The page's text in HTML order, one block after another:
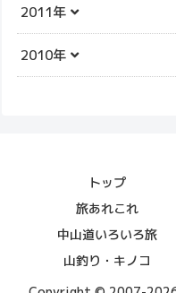
2011年
2010年
トップ
旅あれこれ
中山道いろいろ旅
山釣り・キノコ